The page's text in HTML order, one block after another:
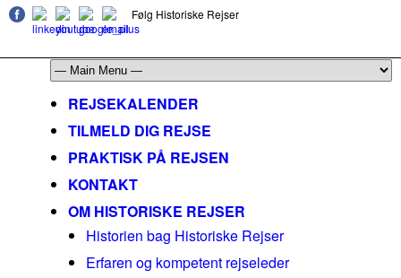
Følg Historiske Rejser
REJSEKALENDER
TILMELD DIG REJSE
PRAKTISK PÅ REJSEN
KONTAKT
OM HISTORISKE REJSER
Historien bag Historiske Rejser
Erfaren og kompetent rejseleder